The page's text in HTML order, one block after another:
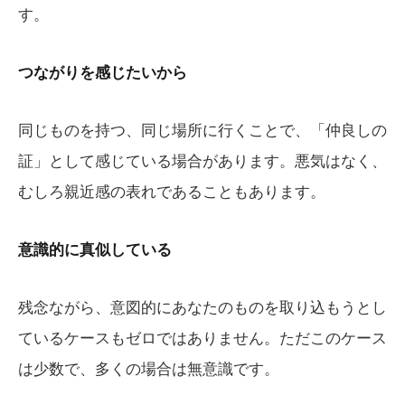
す。
つながりを感じたいから
同じものを持つ、同じ場所に行くことで、「仲良しの
証」として感じている場合があります。悪気はなく、
むしろ親近感の表れであることもあります。
意識的に真似している
残念ながら、意図的にあなたのものを取り込もうとし
ているケースもゼロではありません。ただこのケース
は少数で、多くの場合は無意識です。